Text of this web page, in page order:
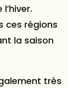
ces régions
la saison
très